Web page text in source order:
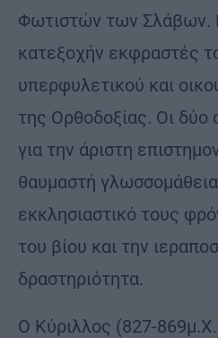
Φωτιστών των Σλάβων.
κατεξοχήν εκφραστές
υπερφυλετικού και
της Ορθοδοξίας. Οι δύο
για την άριστη
θαυμαστή
εκκλησιαστικό τους
του βίου και την
δραστηριότητα.
Ο Κύριλλος (827-